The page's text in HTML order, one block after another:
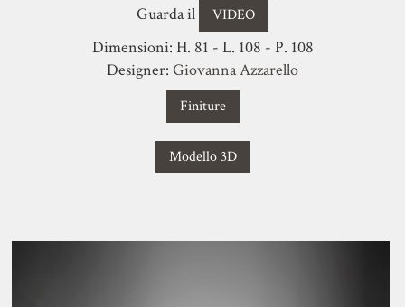
Guarda il
VIDEO
Dimensioni: H. 81 - L. 108 - P. 108
Designer: Giovanna Azzarello
Finiture
Modello 3D